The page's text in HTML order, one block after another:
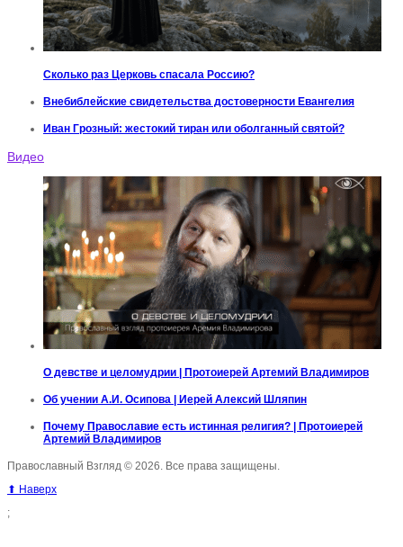
Сколько раз Церковь спасала Россию?
Внебиблейские свидетельства достоверности Евангелия
Иван Грозный: жестокий тиран или оболганный святой?
Видео
О девстве и целомудрии | Протоиерей Артемий Владимиров
Об учении А.И. Осипова | Иерей Алексий Шляпин
Почему Православие есть истинная религия? | Протоиерей
Артемий Владимиров
Православный Взгляд © 2026. Все права защищены.
⬆ Наверх
;